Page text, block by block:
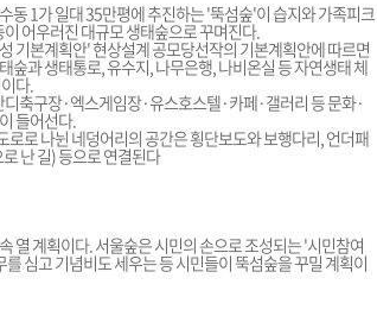
동 1가 일대 35만평에 추진하는 '뚝섬숲'이 습지와 가족피크
이 어우러진 대규모 생태숲으로 꾸며진다.
기본계획안' 현상설계 공모당선작의 기본계획안에 따르면
숲과 생태통로, 유수지, 나무은행, 나비온실 등 자연생태 체
다.
축구장·엑스게임장·유스호스텔·카페·갤러리 등 문화·
들어선다.
로로 나뉜 네덩어리의 공간은 횡단보도와 보행다리, 언더패
난 길) 등으로 연결된다
열 계획이다. 서울숲은 시민의 손으로 조성되는 '시민참여
심고 기념비도 세우는 등 시민들이 뚝섬숲을 꾸밀 계획이